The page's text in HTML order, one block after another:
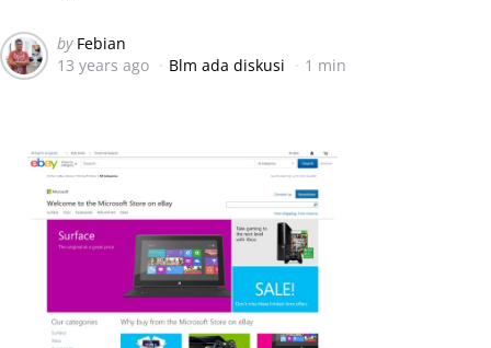
Posted
by
by Febian
13 years ago
Blm ada diskusi 1 min